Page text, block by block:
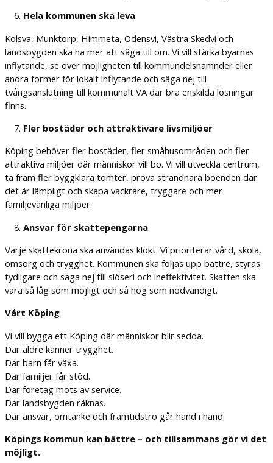
Hela kommunen ska leva
Kolsva, Munktorp, Himmeta, Odensvi, Västra Skedvi och
landsbygden ska ha mer att säga till om. Vi vill stärka byarnas
inflytande, se över möjligheten till kommundelsnämnder eller
andra former för lokalt inflytande och säga nej till
tvångsanslutning till kommunalt VA där bra enskilda lösningar
finns.
Fler bostäder och attraktivare livsmiljöer
Köping behöver fler bostäder, fler småhusområden och fler
attraktiva miljöer där människor vill bo. Vi vill utveckla centrum,
ta fram fler byggklara tomter, pröva strandnära boenden där
det är lämpligt och skapa vackrare, tryggare och mer
familjevänliga miljöer.
Ansvar för skattepengarna
Varje skattekrona ska användas klokt. Vi prioriterar vård, skola,
omsorg och trygghet. Kommunen ska följas upp bättre, styras
tydligare och säga nej till slöseri och ineffektivitet. Skatten ska
vara så låg som möjligt och så hög som nödvändigt.
Vårt Köping
Vi vill bygga ett Köping där människor blir sedda.
Där äldre känner trygghet.
Där barn får växa.
Där familjer får stöd.
Där företag möts av service.
Där landsbygden räknas.
Där ansvar, omtanke och framtidstro går hand i hand.
Köpings kommun kan bättre – och tillsammans gör vi det
möjligt.